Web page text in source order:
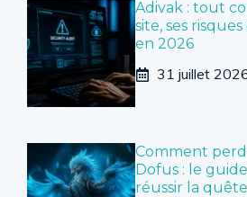
Adivak : tout
site, ses
en 2026
31 juillet
Comment
Dofus : le
réussir la quête